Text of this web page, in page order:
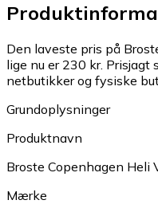
Den laveste pris på
lige nu er 230 kr. Prisjagt
netbutikker og fysiske
Grundoplysninger
Produktnavn
Broste Copenhagen Heli
Mærke